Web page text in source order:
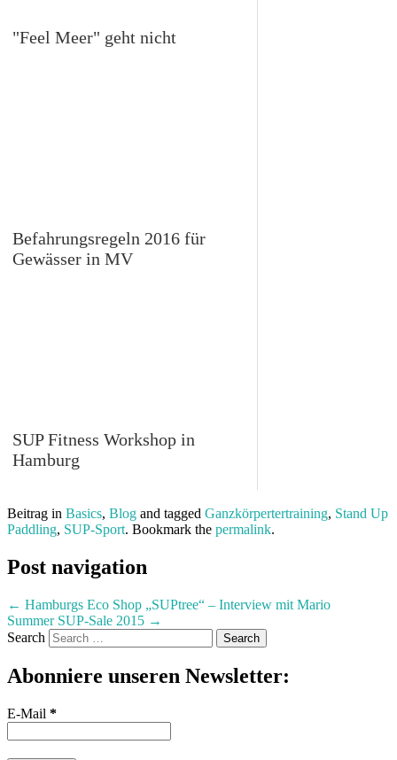
"Feel Meer" geht nicht
Befahrungsregeln 2016 für
Gewässer in MV
SUP Fitness Workshop in
Hamburg
Beitrag in Basics, Blog and tagged Ganzkörpertertraining, Stand Up
Paddling, SUP-Sport. Bookmark the permalink.
Post navigation
← Hamburgs Eco Shop „SUPtree“ – Interview mit Mario
Summer SUP-Sale 2015 →
Search
Abonniere unseren Newsletter:
E-Mail *